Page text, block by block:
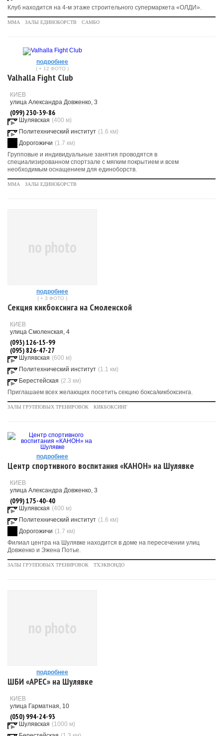
Клуб находится на 4-м этаже строительного супермаркета «ОЛДИ».
MMA ЗАЛЫ ЕДИНОБОРСТВ САМБО
подробнее
( + 12 ФОТО )
Valhalla Fight Club
КИЕВ
улица Александра Довженко, 3
(099) 230-39-86
Шулявская (400 м)
Политехнический институт (1.6 км)
Дорогожичи (1.7 км)
Групповые и индивидуальные занятия проводятся в
специализированном спортзале с мягким покрытием и всем
необходимым оснащением для единоборств.
MMA ЗАЛЫ ЕДИНОБОРСТВ
no photo
подробнее
( + 3 ФОТО )
Секция кикбоксинга на Смоленской
КИЕВ
улица Смоленская, 4
(093) 126-15-99
(095) 826-47-27
Шулявская (600 м)
Политехнический институт (1.1 км)
Берестейская (2.3 км)
Приглашаем всех желающих посетить секцию бокса/кикбоксинга.
ЗАЛЫ ГРУППОВЫХ ТРЕНИРОВОК КИКБОКСИНГ
подробнее
Центр спортивного воспитания «КАНОН» на Шулявке
КИЕВ
улица Александра Довженко, 3
(099) 175-40-40
Шулявская (400 м)
Политехнический институт (1.6 км)
Дорогожичи (1.7 км)
Филиал центра на Шулявке находится в доме на пересечении улиц
Довженко и Эжена Потье.
ЗАЛЫ ГРУППОВЫХ ТРЕНИРОВОК ТХЭКВОНДО
no photo
подробнее
ШБИ «АРЕС» на Шулявке
КИЕВ
улица Гарматная, 10
(050) 994-24-93
Шулявская (1000 м)